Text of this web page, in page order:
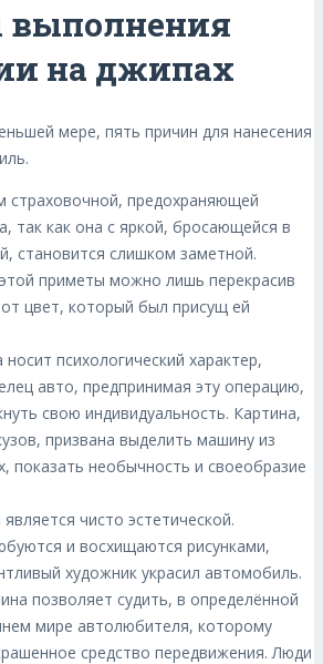
на джипах
мере, пять причин для нанесения
страховочной, предохраняющей
так как она с яркой, бросающейся в
становится слишком заметной.
приметы можно лишь перекрасив
цвет, который был присущ ей
психологический характер,
авто, предпринимая эту операцию,
свою индивидуальность. Картина,
призвана выделить машину из
показать необычность и своеобразие
чисто эстетической.
и восхищаются рисунками,
художник украсил автомобиль.
позволяет судить, в определённой
мире автолюбителя, которому
средство передвижения. Люди